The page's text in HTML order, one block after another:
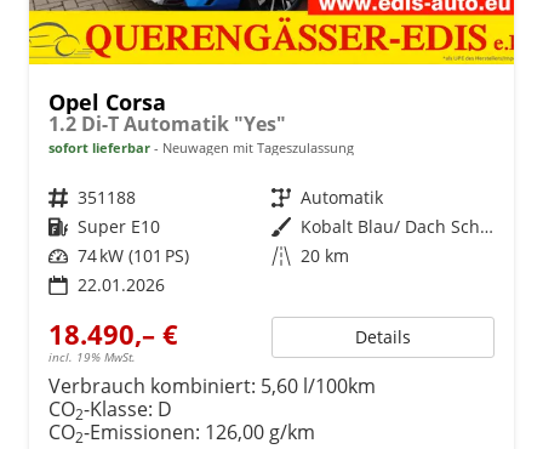
Opel Corsa
1.2 Di-T Automatik "Yes"
sofort lieferbar Neuwagen mit Tageszulassung
Fahrzeugnr. 351188 Getriebe Automatik
Kraftstoff Super E10 Außenfarbe
Kobalt Blau/ Dach Schwarz
Leistung 74 kW (101 PS) Kilometerstand 20 km
22.01.2026
18.490,– €
incl. 19% MwSt.
Details
Verbrauch kombiniert: 5,60 l/100km
CO2-Klasse: D
CO2-Emissionen: 126,00 g/km